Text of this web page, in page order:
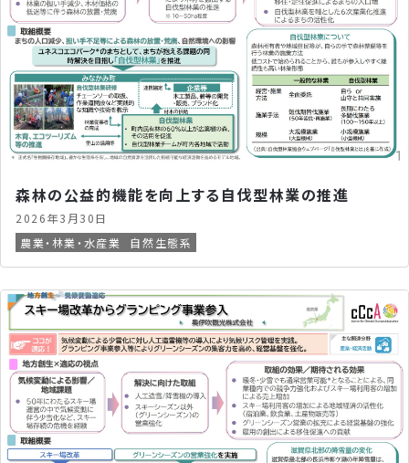
森林の公益的機能を向上する自伐型林業の推進
2026年3月30日
農業・林業・水産業
自然生態系